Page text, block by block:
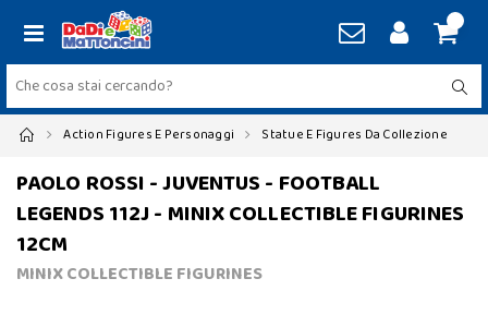
Action Figures E Personaggi Statue E Figures Da Collezione
PAOLO ROSSI - JUVENTUS - FOOTBALL
LEGENDS 112J - MINIX COLLECTIBLE FIGURINES
12CM
MINIX COLLECTIBLE FIGURINES